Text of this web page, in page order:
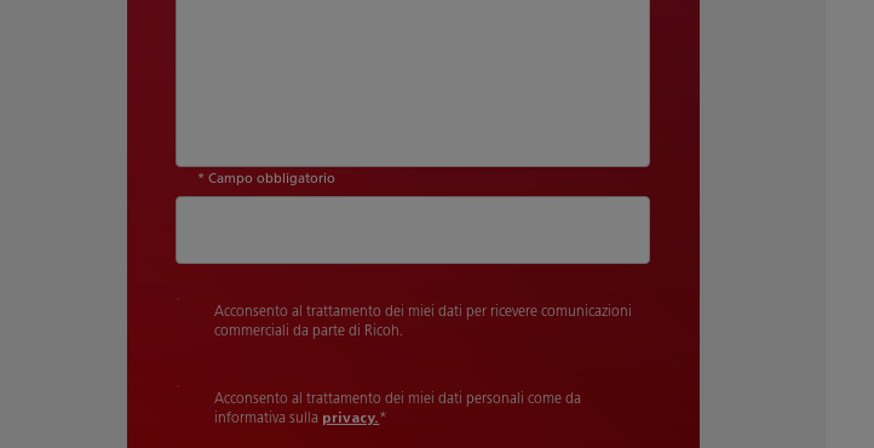
* Campo obbligatorio
Acconsento al trattamento dei miei dati per ricevere comunicazioni
commerciali da parte di Ricoh.
Acconsento al trattamento dei miei dati personali come da
informativa sulla privacy. *